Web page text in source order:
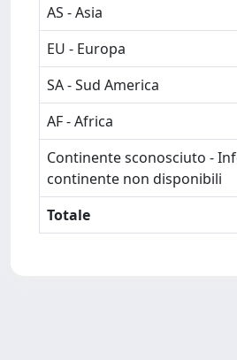
AS - Asia
EU - Europa
SA - Sud America
AF - Africa
Continente sconosciuto -
continente non disponibili
Totale